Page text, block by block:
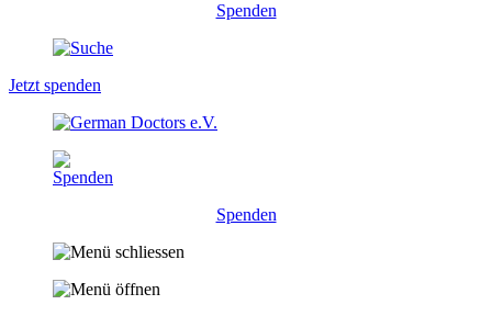
Spenden
Jetzt spenden
Spenden